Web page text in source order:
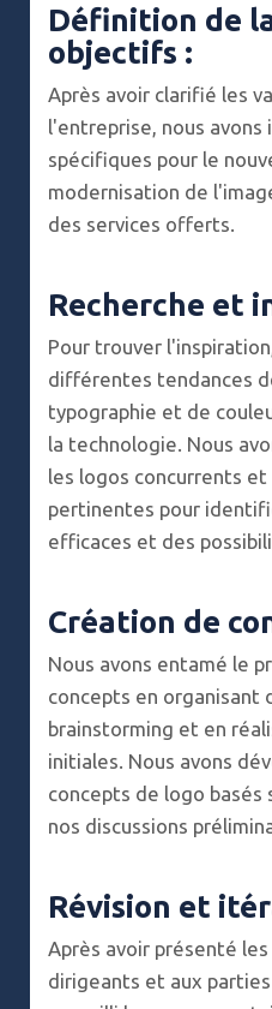
Définition de
objectifs :
Après avoir clarifié les
l'entreprise, nous
spécifiques pour le
modernisation de
des services offerts.
Recherche et
Pour trouver
différentes tendances
typographie et de
la technologie. Nous
les logos concurrents
pertinentes pour
efficaces et des
Création de
Nous avons entamé le
concepts en organisant
brainstorming et en
initiales. Nous avons
concepts de logo basés
nos discussions
Révision et
Après avoir présenté
dirigeants et aux